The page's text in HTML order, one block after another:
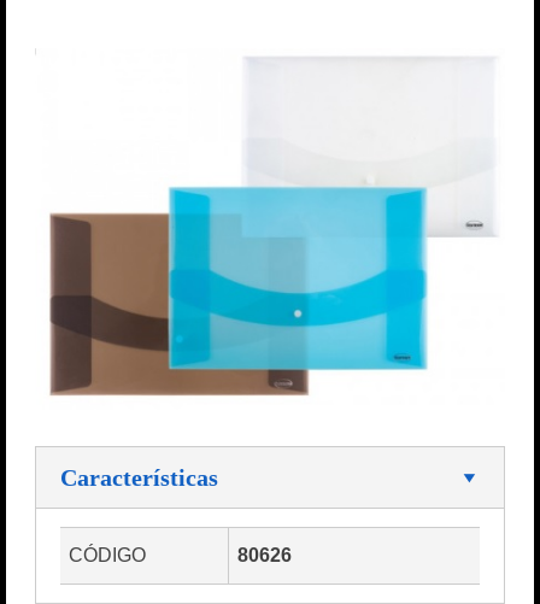
Características
CÓDIGO 80626